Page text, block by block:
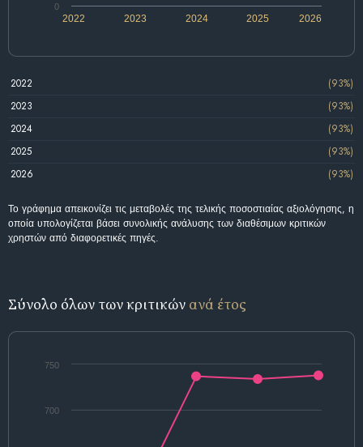
2022 2024 2026
2023 2025
0
2022
(93%)
2023
(93%)
2024
(93%)
2025
(93%)
2026
(93%)
Το γράφημα απεικονίζει τις μεταβολές της τελικής ποσοστιαίας αξιολόγησης, η
οποία υπολογίζεται βάσει συνολικής ανάλυσης των διαθέσιμων κριτικών
χρηστών από διαφορετικές πηγές.
Σύνολο όλων των κριτικών ανά έτος
700
750